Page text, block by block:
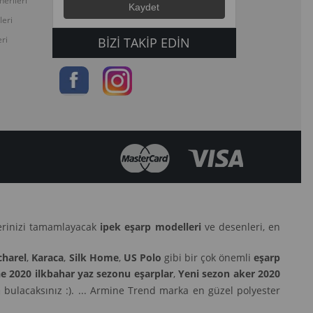
BIZI TAKIP EDIN
tamamlayacak ipek eşarp modelleri ve desenleri, en
, Karaca, Silk Home, US Polo gibi bir çok önemlieşarp
2020 ilkbahar yaz sezonu eşarplar,Yeni sezon aker 2020
:). ... Armine Trend marka en güzel polyester